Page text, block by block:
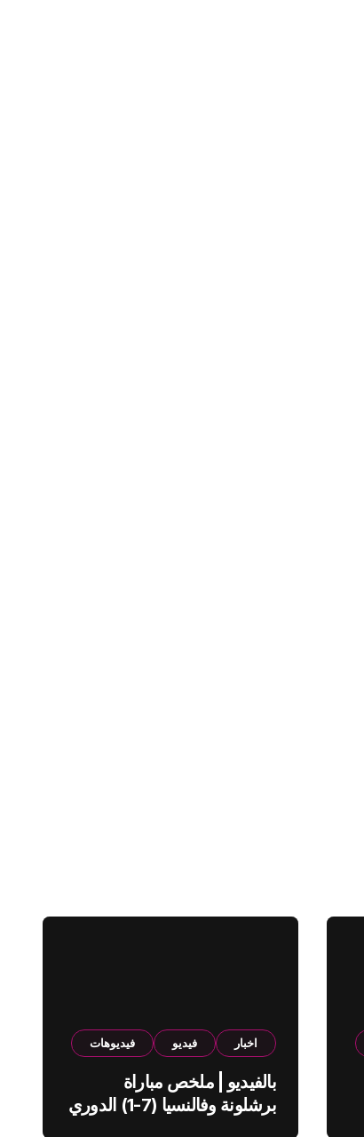
اخبار فيديو فيديوهات
بالفيديو | ملخص مباراة
برشلونة وفالنسيا (7-1) الدوري